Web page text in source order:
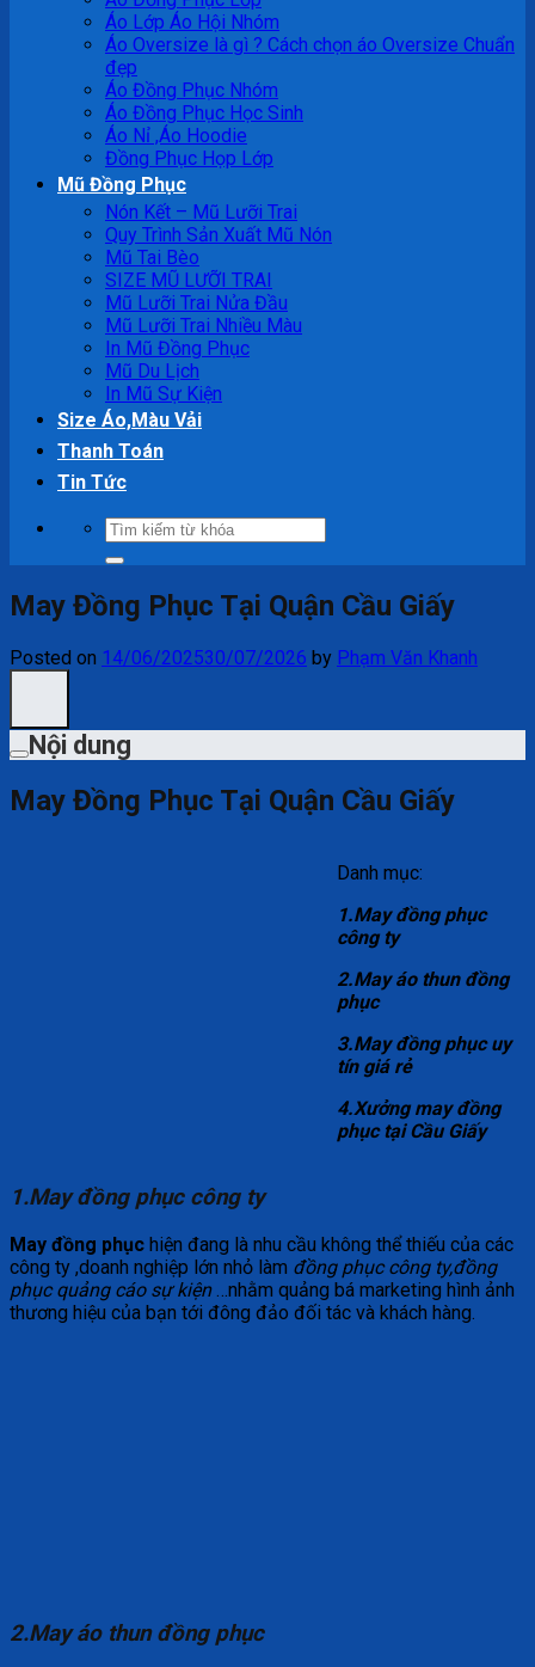
Áo Lớp Áo Hội Nhóm
Áo Oversize là gì ? Cách chọn áo Oversize Chuẩn
đẹp
Áo Đồng Phục Nhóm
Áo Đồng Phục Học Sinh
Áo Nỉ ,Áo Hoodie
Đồng Phục Họp Lớp
Mũ Đồng Phục
Nón Kết – Mũ Lưỡi Trai
Quy Trình Sản Xuất Mũ Nón
Mũ Tai Bèo
SIZE MŨ LƯỠI TRAI
Mũ Lưỡi Trai Nửa Đầu
Mũ Lưỡi Trai Nhiều Màu
In Mũ Đồng Phục
Mũ Du Lịch
In Mũ Sự Kiện
Size Áo,Màu Vải
Thanh Toán
Tin Tức
Tìm
kiếm:
May Đồng Phục Tại Quận Cầu Giấy
Posted on 14/06/202530/07/2026 by Phạm Văn Khanh
Nội dung
May Đồng Phục Tại Quận Cầu Giấy
Danh mục:
1.May đồng phục
công ty
2.May áo thun đồng
phục
3.May đồng phục uy
tín giá rẻ
4.Xưởng may đồng
phục tại Cầu Giấy
1.May đồng phục công ty
May đồng phục hiện đang là nhu cầu không thể thiếu của các
công ty ,doanh nghiệp lớn nhỏ làm đồng phục công ty,đồng
phục quảng cáo sự kiện…nhằm quảng bá marketing hình ảnh
thương hiệu của bạn tới đông đảo đối tác và khách hàng.
2.May áo thun đồng phục